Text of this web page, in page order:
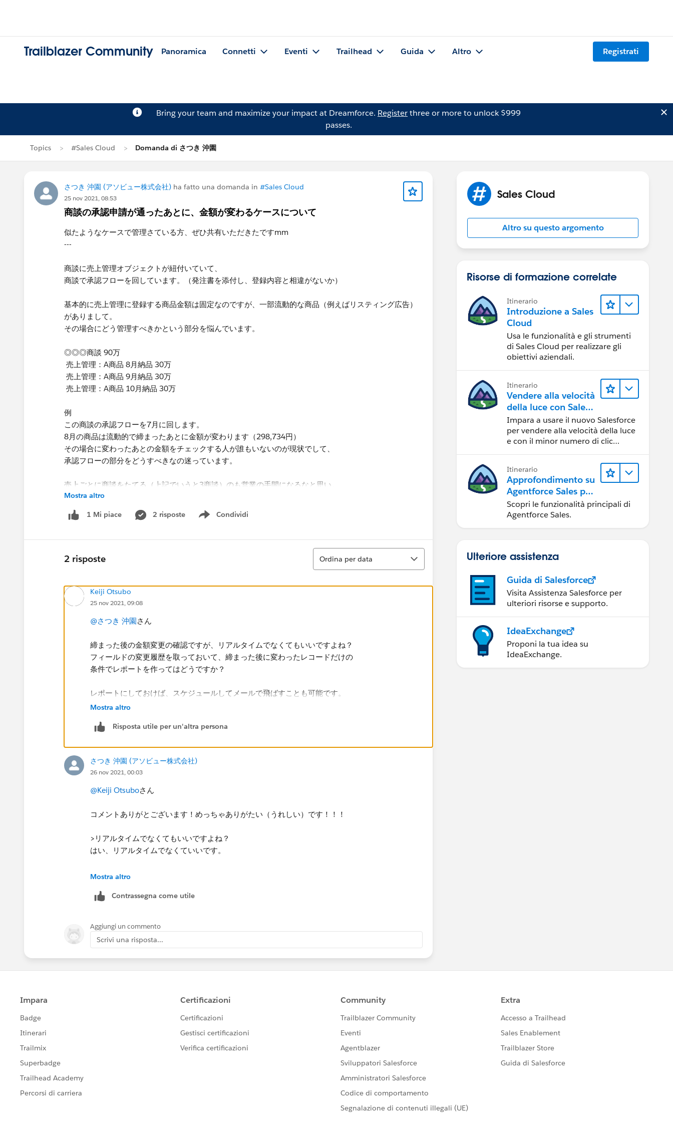
Trailblazer Community Panoramica Connetti Eventi Trailhead Guida Altro Registrati
Bring your team and maximize your impact at Dreamforce. Registerthree or more to unlock $999
passes.
Topics #Sales Cloud Domanda di さつき 沖園
さつき 沖園 (アソビュー株式会社) ha fatto una domanda in #Sales Cloud
25 nov 2021, 08:53
商談の承認申請が通ったあとに、金額が変わるケースについて
似たようなケースで管理さている方、ぜひ共有いただきたですmm
---
商談に売上管理オブジェクトが紐付いていて、
商談で承認フローを回しています。（発注書を添付し、登録内容と相違がないか）
基本的に売上管理に登録する商品金額は固定なのですが、一部流動的な商品（例えばリスティング広告）
がありまして。
その場合にどう管理すべきかという部分を悩んでいます。
◎◎◎商談 90万
売上管理：A商品 8月納品 30万
売上管理：A商品 9月納品 30万
売上管理：A商品 10月納品 30万
例
この商談の承認フローを7月に回します。
8月の商品は流動的で締まったあとに金額が変わります（298,734円）
その場合に変わったあとの金額をチェックする人が誰もいないのが現状でして、
承認フローの部分をどうすべきなの迷っています。
売上ごとに商談をたてる（上記でいうと3商談）のも営業の手間になるなと思い。
もし、金額が流動的な商品をお取り扱いしているケースがあれば、どんなふうに管理しているか教えて下
さい。
Mostra altro
1 Mi piace 2 risposte Condividi
Show menu
2 risposte
Ordina
Ordina per data
Keiji Otsubo
25 nov 2021, 09:08
@さつき 沖園さん
締まった後の金額変更の確認ですが、リアルタイムでなくてもいいですよね？
フィールドの変更履歴を取っておいて、締まった後に変わったレコードだけの
条件でレポートを作ってはどうですか？
レポートにしておけば、スケジュールしてメールで飛ばすことも可能です。
上長に飛ばすような処理をしています。
Mostra altro
Risposta utile per un'altra persona
さつき 沖園 (アソビュー株式会社)
26 nov 2021, 00:03
@Keiji Otsuboさん
コメントありがとございます！めっちゃありがたい（うれしい）です！！！
>リアルタイムでなくてもいいですよね？
はい、リアルタイムでなくていいです。
変更履歴でレポートって抽出できるんですね。
そして、
こちらも初めて知りました。
ちょっと早速今日レポート作ってみます！
Mostra altro
Contrassegna come utile
Aggiungi un commento
Scrivi una risposta...
Sales Cloud
Altro su questo argomento
Risorse di formazione correlate
Itinerario
Introduzione a Sales
Cloud
Usa le funzionalità e gli strumenti
di Sales Cloud per realizzare gli
obiettivi aziendali.
Itinerario
Vendere alla velocità
della luce con Sales
Cloud
Impara a usare il nuovo Salesforce
per vendere alla velocità della luce
e con il minor numero di clic
Itinerario
Approfondimento su
Agentforce Sales per
gli amministratori
Scopri le funzionalità principali di
Agentforce Sales.
Ulteriore assistenza
Guida di Salesforce
Visita Assistenza Salesforce per
ulteriori risorse e supporto.
IdeaExchange
Proponi la tua idea su
IdeaExchange.